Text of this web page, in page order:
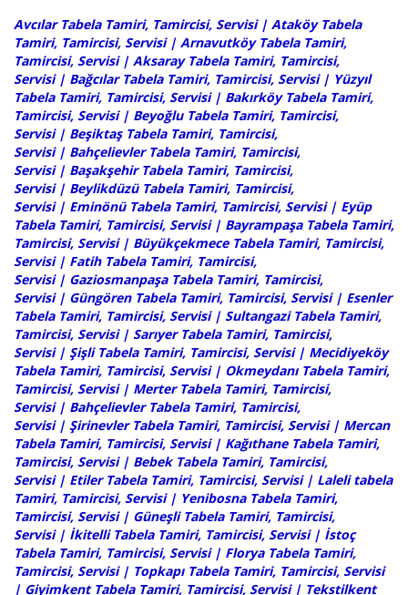
Avcılar Tabela Tamiri, Tamircisi, Servisi| Ataköy Tabela
Tamiri, Tamircisi, Servisi | Arnavutköy Tabela Tamiri,
Tamircisi, Servisi| Aksaray Tabela Tamiri, Tamircisi,
Servisi| Bağcılar Tabela Tamiri, Tamircisi, Servisi| Yüzyıl
Tabela Tamiri, Tamircisi, Servisi| Bakırköy Tabela Tamiri,
Tamircisi, Servisi| Beyoğlu Tabela Tamiri, Tamircisi,
Servisi| Beşiktaş Tabela Tamiri, Tamircisi,
Servisi| Bahçelievler Tabela Tamiri, Tamircisi,
Servisi| Başakşehir Tabela Tamiri, Tamircisi,
Servisi| Beylikdüzü Tabela Tamiri, Tamircisi,
Servisi| Eminönü Tabela Tamiri, Tamircisi, Servisi| Eyüp
Tabela Tamiri, Tamircisi, Servisi | Bayrampaşa Tabela Tamiri,
Tamircisi, Servisi| Büyükçekmece Tabela Tamiri, Tamircisi,
Servisi | Fatih Tabela Tamiri, Tamircisi,
Servisi| Gaziosmanpaşa Tabela Tamiri, Tamircisi,
Servisi| Güngören Tabela Tamiri, Tamircisi, Servisi| Esenler
Tabela Tamiri, Tamircisi, Servisi| Sultangazi Tabela Tamiri,
Tamircisi, Servisi| Sarıyer Tabela Tamiri, Tamircisi,
Servisi| Şişli Tabela Tamiri, Tamircisi, Servisi| Mecidiyeköy
Tabela Tamiri, Tamircisi, Servisi| Okmeydanı Tabela Tamiri,
Tamircisi, Servisi | Merter Tabela Tamiri, Tamircisi,
Servisi| Bahçelievler Tabela Tamiri, Tamircisi,
Servisi| Şirinevler Tabela Tamiri, Tamircisi, Servisi| Mercan
Tabela Tamiri, Tamircisi, Servisi | Kağıthane Tabela Tamiri,
Tamircisi, Servisi | Bebek Tabela Tamiri, Tamircisi,
Servisi| Etiler Tabela Tamiri, Tamircisi, Servisi | Laleli tabela
Tamiri, Tamircisi, Servisi | Yenibosna Tabela Tamiri,
Tamircisi, Servisi| Güneşli Tabela Tamiri, Tamircisi,
Servisi| İkitelli Tabela Tamiri, Tamircisi, Servisi| İstoç
Tabela Tamiri, Tamircisi, Servisi| Florya Tabela Tamiri,
Tamircisi, Servisi| Topkapı Tabela Tamiri, Tamircisi, Servisi
| Giyimkent Tabela Tamiri, Tamircisi, Servisi| Tekstilkent